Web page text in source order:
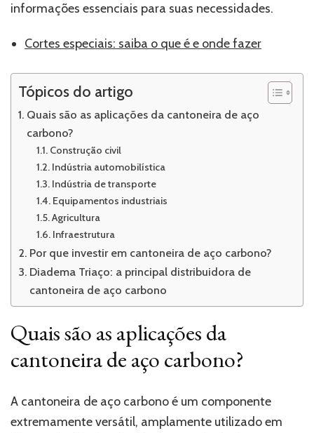
informações essenciais para suas necessidades.
Cortes especiais: saiba o que é e onde fazer
Tópicos do artigo
Quais são as aplicações da cantoneira de aço
carbono?
Construção civil
Indústria automobilística
Indústria de transporte
Equipamentos industriais
Agricultura
Infraestrutura
Por que investir em cantoneira de aço carbono?
Diadema Triaço: a principal distribuidora de
cantoneira de aço carbono
Quais são as aplicações da
cantoneira de aço carbono?
A cantoneira de aço carbono é um componente
extremamente versátil, amplamente utilizado em